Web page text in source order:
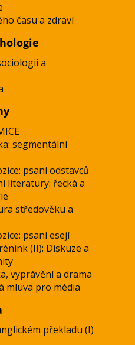
času a zdraví
a
segmentální
psaní odstavců
literatury: řecká a
středověku a
psaní esejí
(II): Diskuze a
vyprávění a drama
mluva pro média
překladu (I)